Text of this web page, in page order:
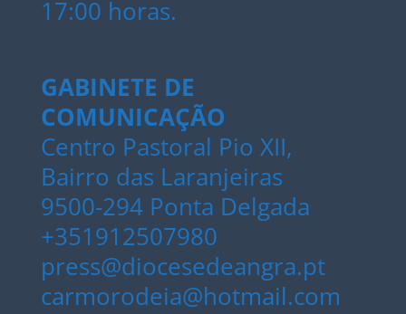
17:00 horas.
GABINETE DE
COMUNICAÇÃO
Centro Pastoral Pio XII,
Bairro das Laranjeiras
9500-294 Ponta Delgada
+351912507980
press@diocesedeangra.pt
carmorodeia@hotmail.com